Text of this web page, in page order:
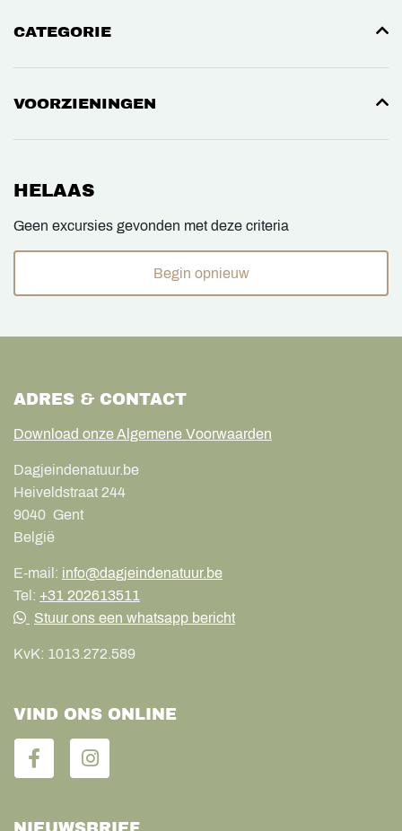
CATEGORIE
VOORZIENINGEN
HELAAS
Geen excursies gevonden met deze criteria
Begin opnieuw
ADRES & CONTACT
Download onze Algemene Voorwaarden
Dagjeindenatuur.be
Heiveldstraat 244
9040 Gent
België
E-mail: info@dagjeindenatuur.be
Tel: +31 202613511
Stuur ons een whatsapp bericht
KvK: 1013.272.589
VIND ONS ONLINE